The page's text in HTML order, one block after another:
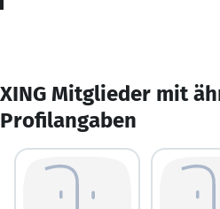
XING Mitglieder mit
Profilangaben